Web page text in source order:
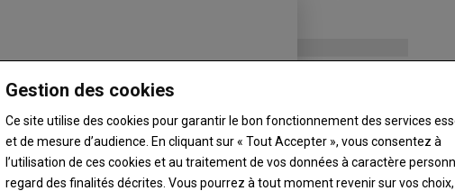
et d’hiver.
Gestion des cookies
Ce site utilise des cookies pour garantir le bon fonctionnement des services
et de mesure d’audience. En cliquant sur « Tout Accepter », vous consentez à
l’utilisation de ces cookies et au traitement de vos données à caractère
regard des finalités décrites. Vous pourrez à tout moment revenir sur vos